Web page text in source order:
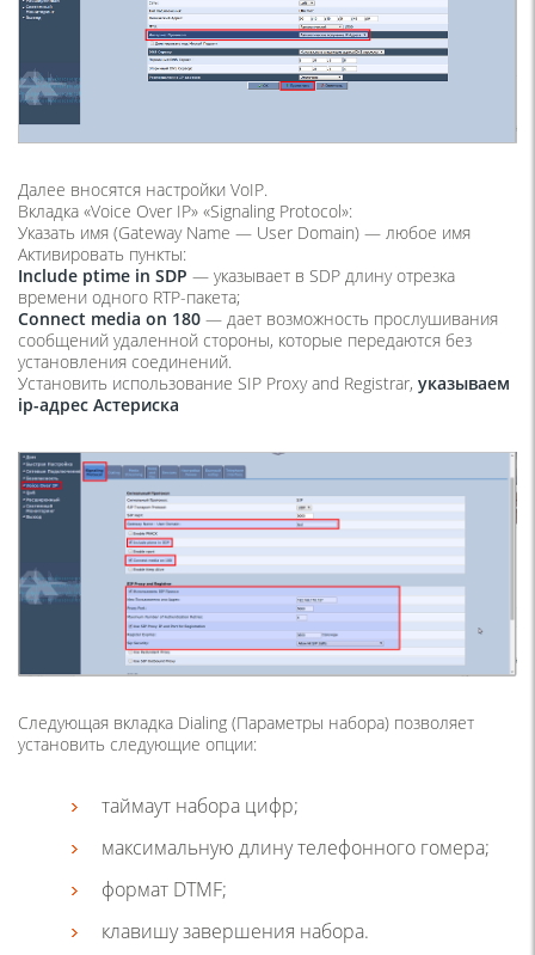
Далее вносятся настройки VoIP.
Вкладка «Voice Over IP» «Signaling Protocol»:
Указать имя (Gateway Name — User Domain) — любое имя
Активировать пункты:
Include ptime in SDP — указывает в SDP длину отрезка
времени одного RTP-пакета;
Connect media on 180 — дает возможность прослушивания
сообщений удаленной стороны, которые передаются без
установления соединений.
Установить использование SIP Proxy and Registrar, указываем
ip-адрес Астериска
Следующая вкладка Dialing (Параметры набора) позволяет
установить следующие опции:
таймаут набора цифр;
максимальную длину телефонного гомера;
формат DTMF;
клавишу завершения набора.